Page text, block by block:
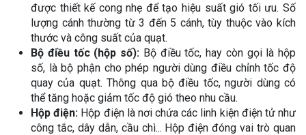
được thiết kế cong nhẹ để tạo hiệu suất gió tối ưu. Số
lượng cánh thường từ 3 đến 5 cánh, tùy thuộc vào kích
thước và công suất của quạt.
Bộ điều tốc (hộp số): Bộ điều tốc, hay còn gọi là hộp
số, là bộ phận cho phép người dùng điều chỉnh tốc độ
quay của quạt. Thông qua bộ điều tốc, người dùng có
thể tăng hoặc giảm tốc độ gió theo nhu cầu.
Hộp điện: Hộp điện là nơi chứa các linh kiện điện tử như
công tắc, dây dẫn, cầu chì... Hộp điện đóng vai trò quan